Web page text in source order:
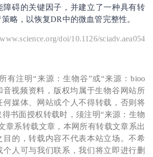
障碍的关键因子，并建立了一种具有转
略，以恢复DR中的微血管完整性。
doi/10.1126/sciadv.aea054
有注明“来源：生物谷”或“来源：bioo
音视频资料，版权均属于生物谷网站所
何媒体、网站或个人不得转载，否则将
书面授权转载时，须注明“来源：生物
章系转载文章，本网所有转载文章系出
目的，转载内容不代表本站立场。不希
个人可与我们联系，我们将立即进行删